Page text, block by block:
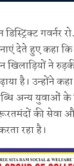
गवर्नर
देते हुए कहा कि
ने
है। उन्होंने
अन्य युवाओं के
की सेवा
रहा है।